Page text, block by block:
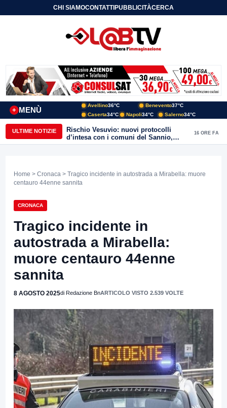
CHI SIAMOCONTATTIPUBBLICITÀCERCA
MENÙ
+
Avellino36°C Benevento37°C
Caserta34°C Napoli34°C Salerno34°C
ULTIME NOTIZIE
Rischio Vesuvio: nuovi protocolli
d’intesa con i comuni del Sannio,
firmato il protocollo con Arpaise
16 ORE FA
Home > Cronaca > Tragico incidente in autostrada a Mirabella: muore
centauro 44enne sannita
CRONACA
Tragico incidente in
autostrada a Mirabella:
muore centauro 44enne
sannita
8 AGOSTO 2025di Redazione BnARTICOLO VISTO 2.539 VOLTE